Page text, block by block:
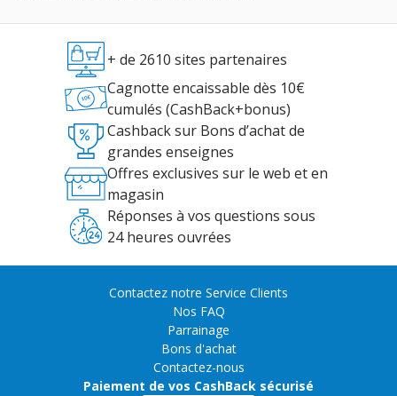
+ de 2610 sites partenaires
Cagnotte encaissable dès 10€
cumulés (CashBack+bonus)
Cashback sur Bons d’achat de
grandes enseignes
Offres exclusives sur le web et en
magasin
Réponses à vos questions sous
24 heures ouvrées
Contactez notre Service Clients
Nos FAQ
Parrainage
Bons d'achat
Contactez-nous
Paiement de vos CashBack sécurisé